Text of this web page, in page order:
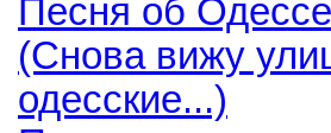
Песня об Одессе
(Снова вижу
одесские...)